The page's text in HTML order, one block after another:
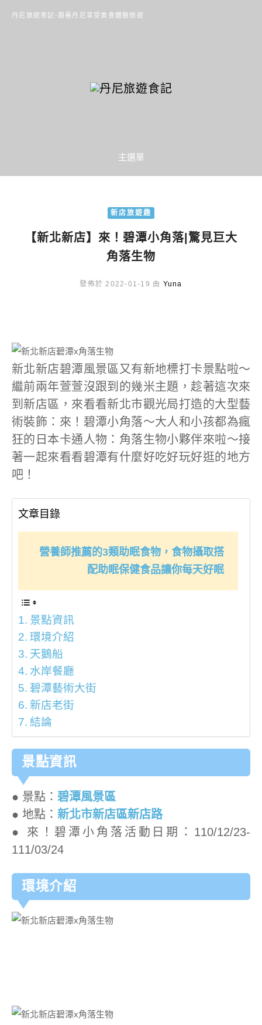
丹尼旅遊食記-跟著丹尼享受美食體驗旅遊
主選單
新店旅遊趣
【新北新店】來！碧潭小角落|驚見巨大
角落生物
發佈於 2022-01-19 由 Yuna
新北新店碧潭風景區又有新地標打卡景點啦～
繼前兩年萱萱沒跟到的幾米主題，趁著這次來
到新店區，來看看新北市觀光局打造的大型藝
術裝飾：來！碧潭小角落～大人和小孩都為瘋
狂的日本卡通人物：角落生物小夥伴來啦～接
著一起來看看碧潭有什麼好吃好玩好逛的地方
吧！
文章目錄
營養師推薦的3類助眠食物，食物攝取搭
配助眠保健食品讓你每天好眠
景點資訊
環境介紹
天鵝船
水岸餐廳
碧潭藝術大街
新店老街
結論
景點資訊
● 景點： 碧潭風景區
● 地點： 新北市新店區新店路
● 來！碧潭小角落活動日期：110/12/23-
111/03/24
環境介紹